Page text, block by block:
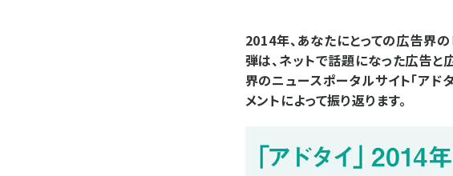
2014年、あなたにとっての広告界
弾は、ネットで話題になった広告
界のニュースポータルサイト「アド
メントによって振り返ります。